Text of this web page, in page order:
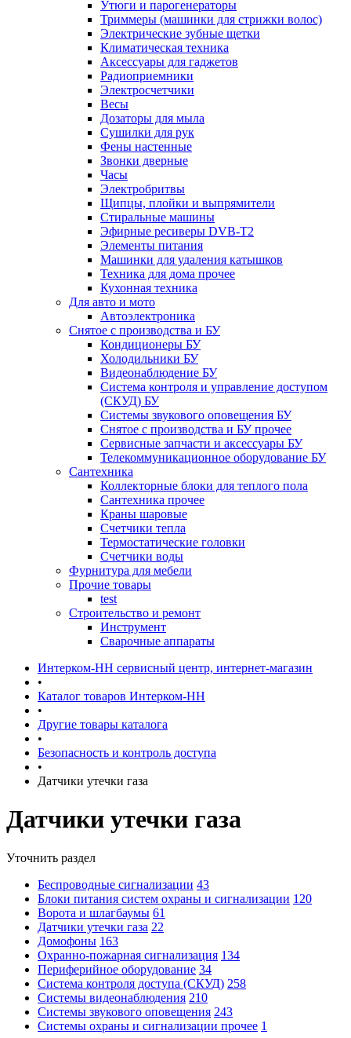
Утюги и парогенераторы
Триммеры (машинки для стрижки волос)
Электрические зубные щетки
Климатическая техника
Аксессуары для гаджетов
Радиоприемники
Электросчетчики
Весы
Дозаторы для мыла
Сушилки для рук
Фены настенные
Звонки дверные
Часы
Электробритвы
Щипцы, плойки и выпрямители
Стиральные машины
Эфирные ресиверы DVB-T2
Элементы питания
Машинки для удаления катышков
Техника для дома прочее
Кухонная техника
Для авто и мото
Автоэлектроника
Снятое с производства и БУ
Кондиционеры БУ
Холодильники БУ
Видеонаблюдение БУ
Система контроля и управление доступом
(СКУД) БУ
Системы звукового оповещения БУ
Снятое с производства и БУ прочее
Сервисные запчасти и аксессуары БУ
Телекоммуникационное оборудование БУ
Сантехника
Коллекторные блоки для теплого пола
Сантехника прочее
Краны шаровые
Счетчики тепла
Термоcтатические головки
Счетчики воды
Фурнитура для мебели
Прочие товары
test
Строительство и ремонт
Инструмент
Сварочные аппараты
Интерком-НН сервисный центр, интернет-магазин
•
Каталог товаров Интерком-НН
•
Другие товары каталога
•
Безопасность и контроль доступа
•
Датчики утечки газа
Датчики утечки газа
Уточнить раздел
Беспроводные сигнализации 43
Блоки питания систем охраны и сигнализации 120
Ворота и шлагбаумы 61
Датчики утечки газа 22
Домофоны 163
Охранно-пожарная сигнализация 134
Периферийное оборудование 34
Система контроля доступа (СКУД) 258
Системы видеонаблюдения 210
Системы звукового оповещения 243
Системы охраны и сигнализации прочее 1